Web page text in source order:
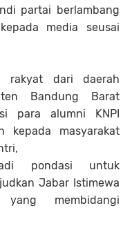
partai berlambang
media seusai
rakyat dari daerah
Bandung Barat
para alumni KNPI
kepada masyarakat
pondasi untuk
Jabar Istimewa
membidangi